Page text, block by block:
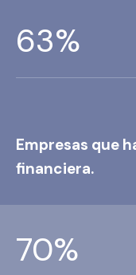
76%
Empresas que
financiera.
85%